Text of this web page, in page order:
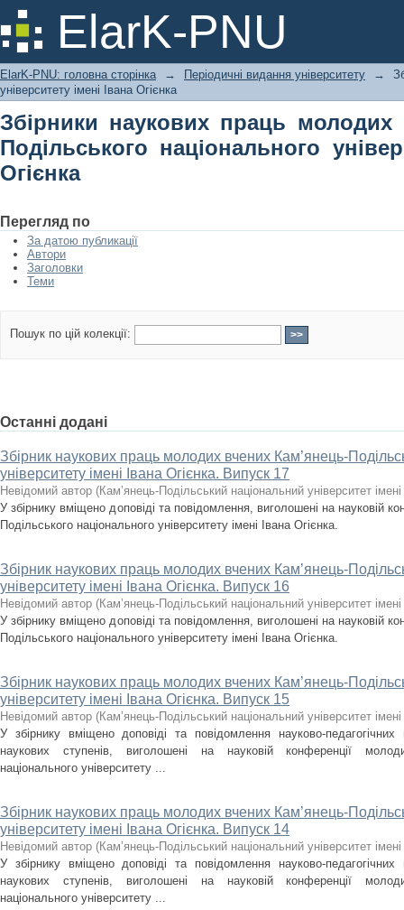
ElarK-PNU
Збірники наукових праць
національного університету імені
ElarK-PNU: головна сторінка → Періодичні видання університету →
університету імені Івана Огієнка
Збірники наукових праць
Подільського національного
Огієнка
Перегляд по
За датою публикації
Автори
Заголовки
Теми
Пошук по цій колекції:
Останні додані
Збірник наукових праць молодих вчених Кам’янець-
університету імені Івана Огієнка. Випуск 17
Невідомий автор (Кам’янець-Подільський національний університет
У збірнику вміщено доповіді та повідомлення, виголошені на науковій
Подільського національного університету імені Івана Огієнка.
Збірник наукових праць молодих вчених Кам’янець-
університету імені Івана Огієнка. Випуск 16
Невідомий автор (Кам’янець-Подільський національний університет
У збірнику вміщено доповіді та повідомлення, виголошені на науковій
Подільського національного університету імені Івана Огієнка.
Збірник наукових праць молодих вчених Кам’янець-
університету імені Івана Огієнка. Випуск 15
Невідомий автор (Кам’янець-Подільський національний університет
У збірнику вміщено доповіді та повідомлення науково-педагогічних
наукових ступенів, виголошені на науковій конференції
національного університету ...
Збірник наукових праць молодих вчених Кам’янець-
університету імені Івана Огієнка. Випуск 14
Невідомий автор (Кам’янець-Подільський національний університет
У збірнику вміщено доповіді та повідомлення науково-педагогічних
наукових ступенів, виголошені на науковій конференції
національного університету ...